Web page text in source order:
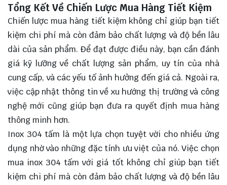
Tổng Kết Về Chiến Lược Mua Hàng Tiết Kiệm
Chiến lược mua hàng tiết kiệm không chỉ giúp bạn tiết
kiệm chi phí mà còn đảm bảo chất lượng và độ bền lâu
dài của sản phẩm. Để đạt được điều này, bạn cần đánh
giá kỹ lưỡng về chất lượng sản phẩm, uy tín của nhà
cung cấp, và các yếu tố ảnh hưởng đến giá cả. Ngoài ra,
việc cập nhật thông tin về xu hướng thị trường và công
nghệ mới cũng giúp bạn đưa ra quyết định mua hàng
thông minh hơn.
Inox 304 tấm là một lựa chọn tuyệt vời cho nhiều ứng
dụng nhờ vào những đặc tính ưu việt của nó. Việc chọn
mua inox 304 tấm với giá tốt không chỉ giúp bạn tiết
kiệm chi phí mà còn đảm bảo chất lượng và độ bền lâu